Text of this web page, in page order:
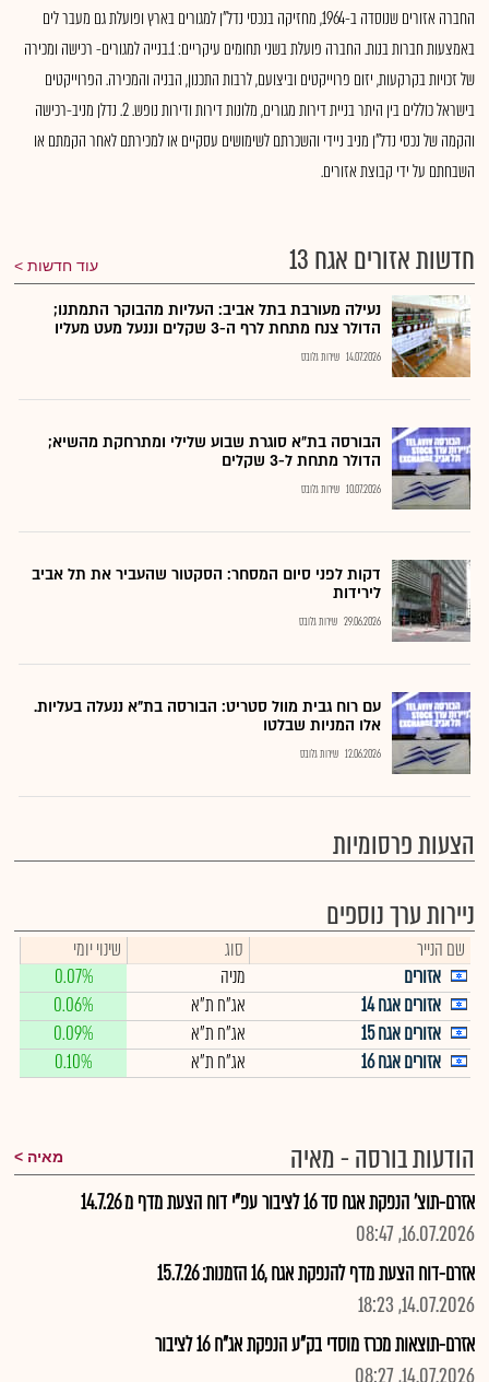
החברה אזורים שנוסדה ב-1964, מחזיקה בנכסי נדל"ן למגורים בארץ ופועלת גם מעבר לים
באמצעות חברות בנות. החברה פועלת בשני תחומים עיקריים: 1.בנייה למגורים- רכישה ומכירה
של זכויות בקרקעות, יזום פרוייקטים וביצועם, לרבות התכנון, הבניה והמכירה. הפרוייקטים
בישראל כוללים בין היתר בניית דירות מגורים, מלונות דירות ודירות נופש. 2. נדלן מניב-רכישה
והקמה של נכסי נדל"ן מניב ניידי והשכרתם לשימושים עסקיים או למכירתם לאחר הקמתם או
השבחתם על ידי קבוצת אזורים.
חדשות אזורים אגח 13 עוד חדשות
נעילה מעורבת בתל אביב: העליות מהבוקר התמתנו;
הדולר צנח מתחת לרף ה-3 שקלים וננעל מעט מעליו
14.07.2026 שירות גלובס
הבורסה בת״א סוגרת שבוע שלילי ומתרחקת מהשיא;
הדולר מתחת ל-3 שקלים
10.07.2026 שירות גלובס
דקות לפני סיום המסחר: הסקטור שהעביר את תל אביב
לירידות
29.06.2026 שירות גלובס
עם רוח גבית מוול סטריט: הבורסה בת"א ננעלה בעליות.
אלו המניות שבלטו
12.06.2026 שירות גלובס
הצעות פרסומיות
ניירות ערך נוספים
שם הנייר סוג
שינוי יומי
אזורים
מניה
0.07%
אזורים אגח 14
אג"ח ת"א
0.06%
אזורים אגח 15
אג"ח ת"א
0.09%
אזורים אגח 16
אג"ח ת"א 0.10%
הודעות בורסה - מאיה מאיה
אזרם-תוצ' הנפקת אגח סד 16 לציבור עפ"י דוח הצעת מדף מ 14.7.26
16.07.2026, 08:47
אזרם-דוח הצעת מדף להנפקת אגח ,16 הזמנות: 15.7.26
14.07.2026, 18:23
אזרם-תוצאות מכרז מוסדי בק"ע הנפקת אג"ח 16 לציבור